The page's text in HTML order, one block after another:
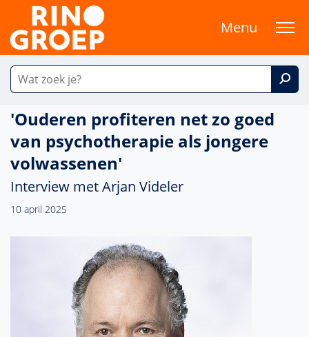
Menu
'Ouderen profiteren net zo goed
van psychotherapie als jongere
volwassenen'
Interview met Arjan Videler
10 april 2025